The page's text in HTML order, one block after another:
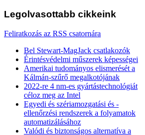
Legolvasottabb cikkeink
Feliratkozás az RSS csatornára
Bel Stewart-MagJack csatlakozók
Érintésvédelmi műszerek képességei
Amerikai tudományos elismerését a
Kálmán-szűrő megalkotójának
2022-re 4 nm-es gyártástechnológiát
céloz meg az Intel
Egyedi és szériamozgatási és -
ellenőrzési rendszerek a folyamatok
automatizálásához
Valódi és biztonságos alternatíva a